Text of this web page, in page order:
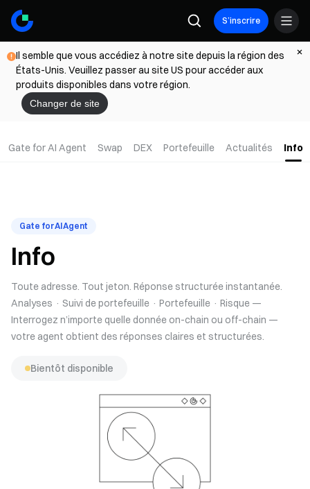
S’inscrire
Il semble que vous accédiez à notre site depuis la région des
États-Unis. Veuillez passer au site US pour accéder aux
produits disponibles dans votre région.
Changer de site
Gate for AI Agent Swap DEX Portefeuille Actualités Info
Gate for AI Agent
Info
Toute adresse. Tout jeton. Réponse structurée instantanée.
Analyses · Suivi de portefeuille · Portefeuille · Risque —
Interrogez n’importe quelle donnée on-chain ou off-chain —
votre agent obtient des réponses claires et structurées.
Bientôt disponible